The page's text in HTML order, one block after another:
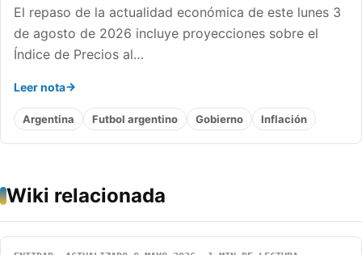
El repaso de la actualidad económica de este lunes 3
de agosto de 2026 incluye proyecciones sobre el
Índice de Precios al…
Leer nota
Argentina Futbol argentino Gobierno Inflación
Wiki relacionada